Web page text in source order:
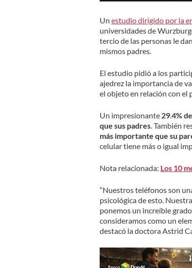
Un estudio dirigido por la
universidades de
tercio de las personas le
mismos padres.
El estudio pidió a los
ajedrez la importancia de
el objeto en relación con el
Un impresionante 29.4%
que sus padres. También
más importante que su
celular tiene más o igual
Nota relacionada: Los 10
“Nuestros teléfonos son
psicológica de esto.
ponemos un increíble
consideramos como un
destacó la doctora Astrid